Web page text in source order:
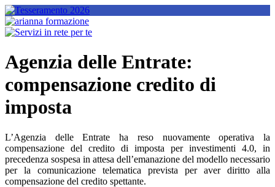
Agenzia delle Entrate:
compensazione credito di
imposta
L’Agenzia delle Entrate ha reso nuovamente operativa la
compensazione del credito di imposta per investimenti 4.0, in
precedenza sospesa in attesa dell’emanazione del modello necessario
per la comunicazione telematica prevista per aver diritto alla
compensazione del credito spettante.